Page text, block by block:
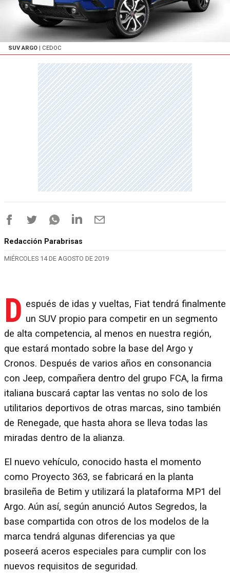
SUV ARGO | CEDOC
Redacción Parabrisas
MIÉRCOLES 14 DE AGOSTO DE 2019
D espués de idas y vueltas, Fiat tendrá finalmente
un SUV propio para competir en un segmento
de alta competencia, al menos en nuestra región,
que estará montado sobre la base del Argo y
Cronos. Después de varios años en consonancia
con Jeep, compañera dentro del grupo FCA, la firma
italiana buscará captar las ventas no solo de los
utilitarios deportivos de otras marcas, sino también
de Renegade, que hasta ahora se lleva todas las
miradas dentro de la alianza.
El nuevo vehículo, conocido hasta el momento
como Proyecto 363, se fabricará en la planta
brasileña de Betim y utilizará la plataforma MP1 del
Argo. Aún así, según anunció Autos Segredos, la
base compartida con otros de los modelos de la
marca tendrá algunas diferencias ya que
poseerá aceros especiales para cumplir con los
nuevos requisitos de seguridad.